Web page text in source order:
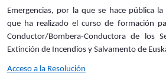
Emergencias, por la que se hace pública
que ha realizado el curso de formación
Conductor/Bombera-Conductora de los
Extinción de Incendios y Salvamento de
Acceso a la Resolución